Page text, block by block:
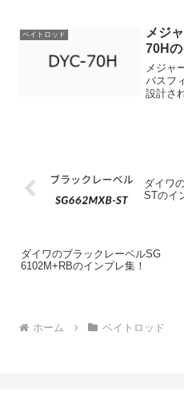
の真価
ストテ
ベイトロッド
メジ
70H
メジャ
バスフ
設計さ
ダイワ
STのイ
ダイワのブラックレーベルSG
6102M+RBのインプレ集！
ホーム ベイトロッド